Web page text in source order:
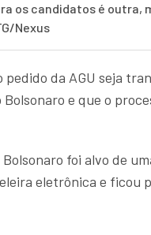
os candidatos é outra,
Nexus
da AGU seja
e que o
foi alvo de
eletrônica e ficou